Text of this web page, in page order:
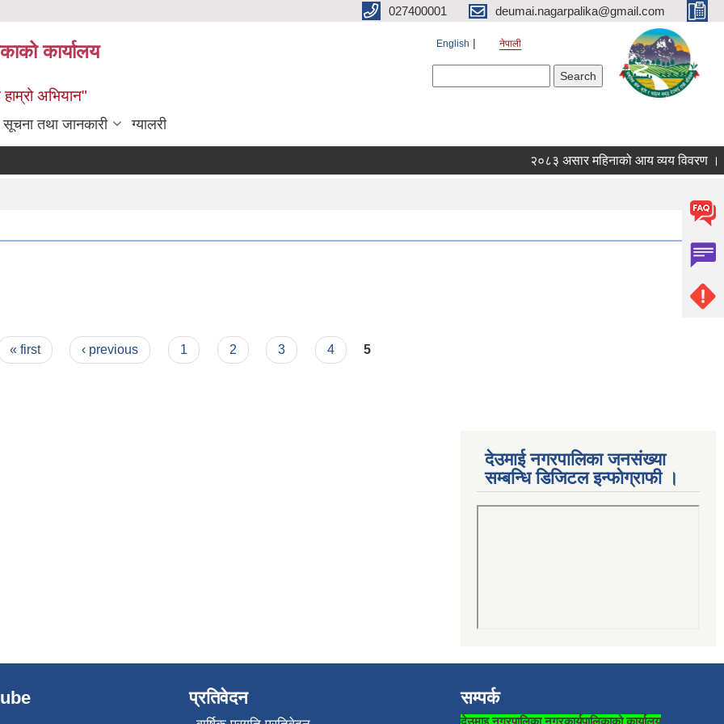
027400001 deumai.nagarpalika@gmail.com
कार्यालय
अभियान"
English नेपाली
सूचना तथा जानकारी ग्यालरी
२०८३ असार महिनाको आय व्यय विवरण ।
« first ‹ previous 1 2 3 4 5
देउमाई नगरपालिका जनसंख्या
सम्बन्धि डिजिटल इन्फोग्राफी ।
प्रतिवेदन सम्पर्क
देउमाइ नगरपालिका नगरकार्यपालिकाको कार्यालय